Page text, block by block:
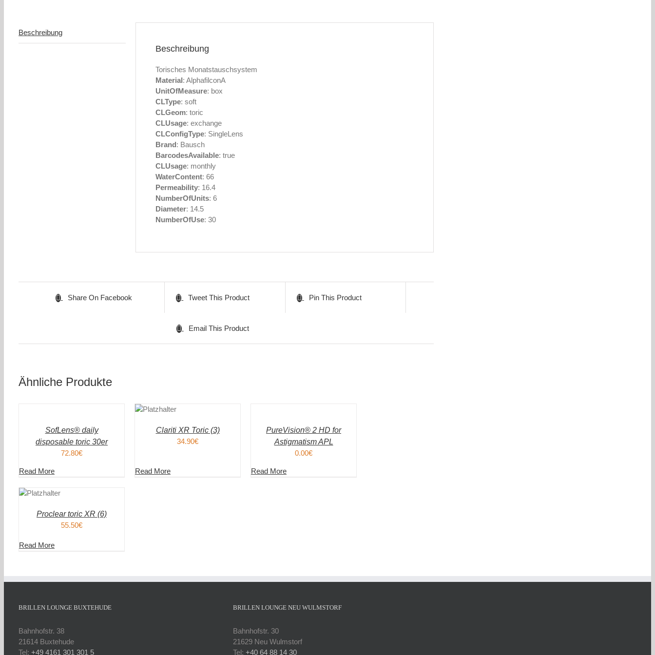
Beschreibung
Beschreibung
Torisches Monatstauschsystem
Material: AlphafilconA
UnitOfMeasure: box
CLType: soft
CLGeom: toric
CLUsage: exchange
CLConfigType: SingleLens
Brand: Bausch
BarcodesAvailable: true
CLUsage: monthly
WaterContent: 66
Permeability: 16.4
NumberOfUnits: 6
Diameter: 14.5
NumberOfUse: 30
Share On Facebook Tweet This Product Pin This Product
Email This Product
Ähnliche Produkte
SofLens® daily
disposable toric 30er
72.80€
Read More
WARENKORB
Clariti XR Toric (3)
34.90€
Read More
DETAILSPureVision® 2 HD for
Astigmatism APL
0.00€
Read More
Proclear toric XR (6)
55.50€
Read More
BRILLEN LOUNGE BUXTEHUDE
Bahnhofstr. 38
21614 Buxtehude
Tel: +49 4161 301 301 5
BRILLEN LOUNGE NEU WULMSTORF
Bahnhofstr. 30
21629 Neu Wulmstorf
Tel: +40 64 88 14 30